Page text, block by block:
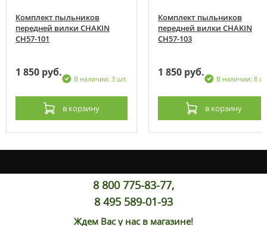
Комплект пыльников
передней вилки CHAKIN
CH57-101
1 850 руб.
В наличии: 3 шт.
в корзину
Комплект пыльников
передней вилки CHAKIN
CH57-103
1 850 руб.
В наличии: 8
в корзину
8 800 775-83-77,
8 495 589-01-93
Ждем Вас у нас в магазине!